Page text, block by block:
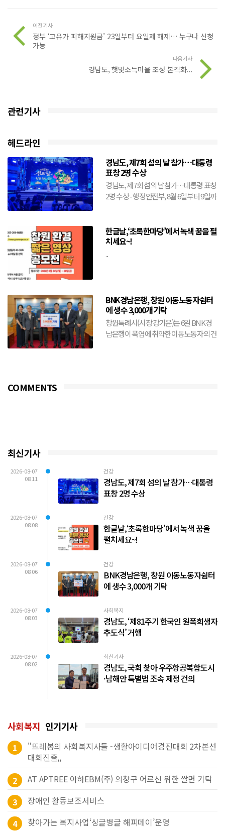
이전기사
정부 ‘고유가 피해지원금’ 23일부터 요일제 해제… 누구나 신청
가능
다음기사
경남도, 햇빛소득마을 조성 본격화...
관련기사
헤드라인
경남도, 제7회 섬의 날 참가…대통령
표창 2명 수상
경남도, 제7회 섬의 날 참가…대통령 표창
2명 수상 - 행정안전부, 8월 6일부터 9일까
한글날,‘초록한마당’에서 녹색 꿈을 펼
치세요~!
...
BNK경남은행, 창원 이동노동자쉼터
에 생수 3,000개 기탁
창원특례시(시장 강기윤)는 6일 BNK경
남은행이 폭염에 취약한 이동노동자의 건
COMMENTS
최신기사
2026-08-07
08:11
건강
경남도, 제7회 섬의 날 참가…대통령
표창 2명 수상
2026-08-07
08:08
건강
한글날,‘초록한마당’에서 녹색 꿈을
펼치세요~!
2026-08-07
08:06
건강
BNK경남은행, 창원 이동노동자쉼터
에 생수 3,000개 기탁
2026-08-07
08:03
사회복지
경남도, ‘제81주기 한국인 원폭희생자
추도식’ 거행
2026-08-07
08:02
최신기사
경남도, 국회 찾아 우주항공복합도시
·남해안 특별법 조속 제정 건의
사회복지 인기기사
1
"뜨레봄의 사회복지사들 -생활아이디어경진대회 2차본선
대회진출,,
2
AT APTREE 아하EBM(주) 의창구 어르신 위한 쌀면 기탁
3
장애인 활동보조서비스
4
찾아가는 복지사업‘싱글벙글 해피데이’운영